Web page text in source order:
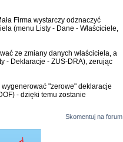
Firma wystarczy odznaczyć
(menu Listy - Dane - Właściciele,
ze zmiany danych właściciela, a
- Deklaracje - ZUS-DRA), zerując
"zerowe" deklaracje
- dzięki temu zostanie
Skomentuj na forum